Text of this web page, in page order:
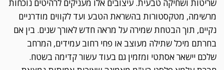
שריטות ושחיקה טבעית. עיצובים אלו מעניקים לרהיטים נוכחות
מרשימה, מטקסטורות בהשראת הטבע ועד לקווים מודרניים
נקיים, תוך הבטחת שמירה על מראה חדש לאורך שנים. בין אם
בחרתם מיכל שתילה מעוצב או פחי רחוב עמידים, המרחב
שלכם יישאר אסתטי ומזמין גם בעוד עשור קדימה בשטח.